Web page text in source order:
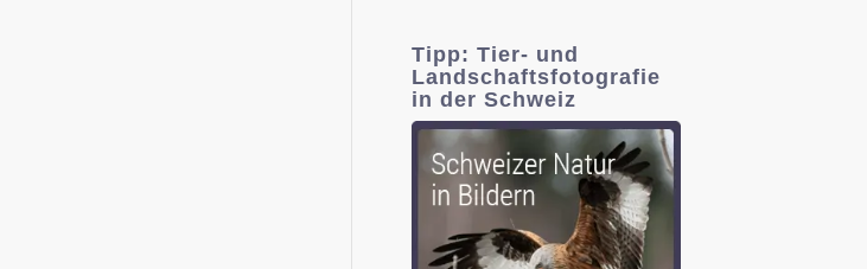
Tipp: Tier- und
Landschaftsfotografie
in der Schweiz